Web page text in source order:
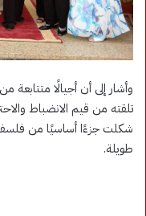
وأشار إلى أن أجيالًا
تلقته من قيم الانضباط
شكلت جزءًا أساسيًا من فلسفة
طويلة.